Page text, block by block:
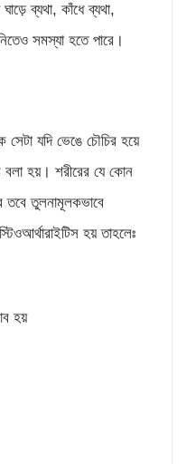
ব্যথা, কাঁধে ব্যথা,
সমস্যা হতে পারে।
সেটা যদি ভেঙে চৌচির হয়ে
বলা হয়। শরীরের যে কোন
তবে তুলনামূলকভাবে
হয় তাহলেঃ
হয়